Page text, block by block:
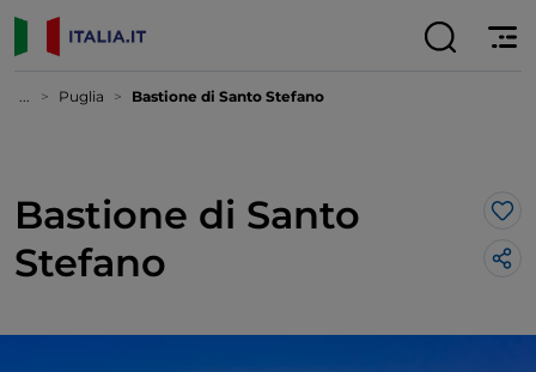
... Puglia Bastione di Santo Stefano
Bastione di Santo
Stefano